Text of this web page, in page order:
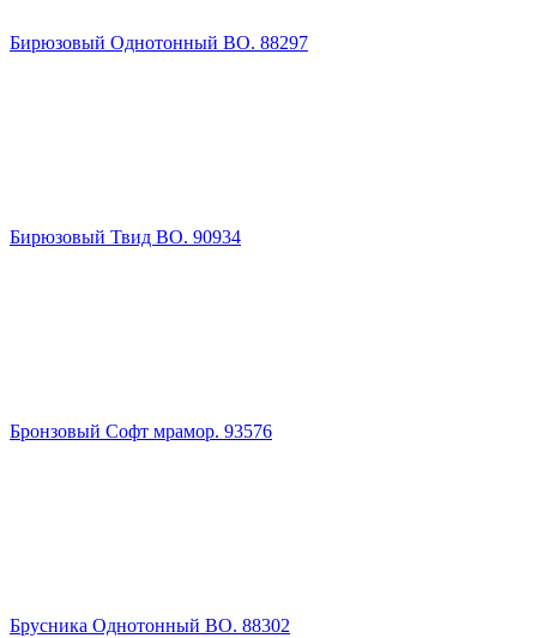
Бирюзовый Однотонный BO. 88297
Бирюзовый Твид ВО. 90934
Бронзовый Софт мрамор. 93576
Брусника Однотонный ВО. 88302